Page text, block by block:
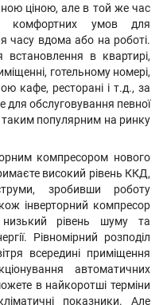
ціною, але в той же час
комфортних умов для
часу вдома або на роботі.
встановлення в квартирі,
готельному номері,
кафе, ресторані і т.д., за
обслуговування певної
популярним на ринку
компресором нового
високий рівень ККД,
зробивши роботу
інверторний компресор
низький рівень шуму та
Рівномірний розподіл
всередині приміщення
автоматичних
в найкоротші терміни
показники. Але